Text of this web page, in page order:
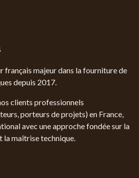
français majeur dans la fourniture de
depuis 2017.
clients professionnels
porteurs de projets) en France,
avec une approche fondée sur la
maîtrise technique.